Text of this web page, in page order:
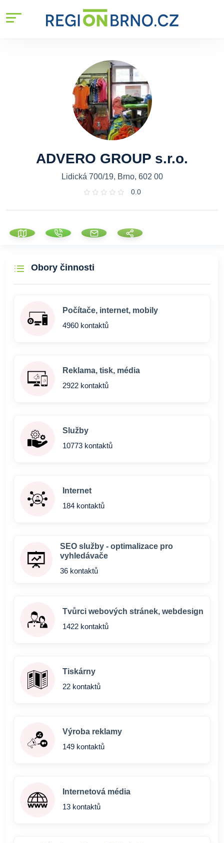
ADVERO GROUP s.r.o.
Lidická 700/19, Brno, 602 00
0.0
Obory činnosti
Počítače, internet, mobily
4960 kontaktů
Reklama, tisk, média
2922 kontaktů
Služby
10773 kontaktů
Internet
184 kontaktů
SEO služby - optimalizace pro
vyhledávače
36 kontaktů
Tvůrci webových stránek, webdesign
1422 kontaktů
Tiskárny
22 kontaktů
Výroba reklamy
149 kontaktů
Internetová média
13 kontaktů